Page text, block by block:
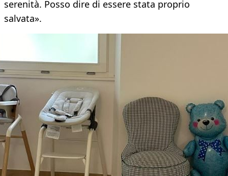
serenità. Posso dire di essere stata proprio
salvata».